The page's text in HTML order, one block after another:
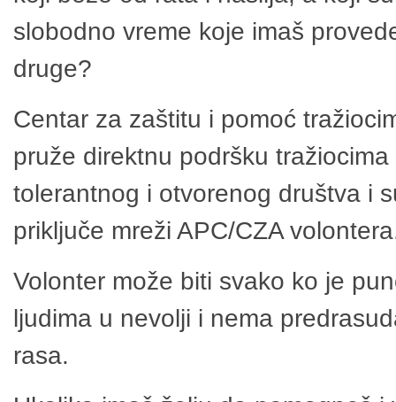
slobodno vreme koje imaš
druge?
Centar za zaštitu i pomoć
pruže direktnu podršku
tolerantnog i otvorenog društva i
priključe mreži APC/CZA
Volonter može biti svako ko je
ljudima u nevolji i nema
rasa.